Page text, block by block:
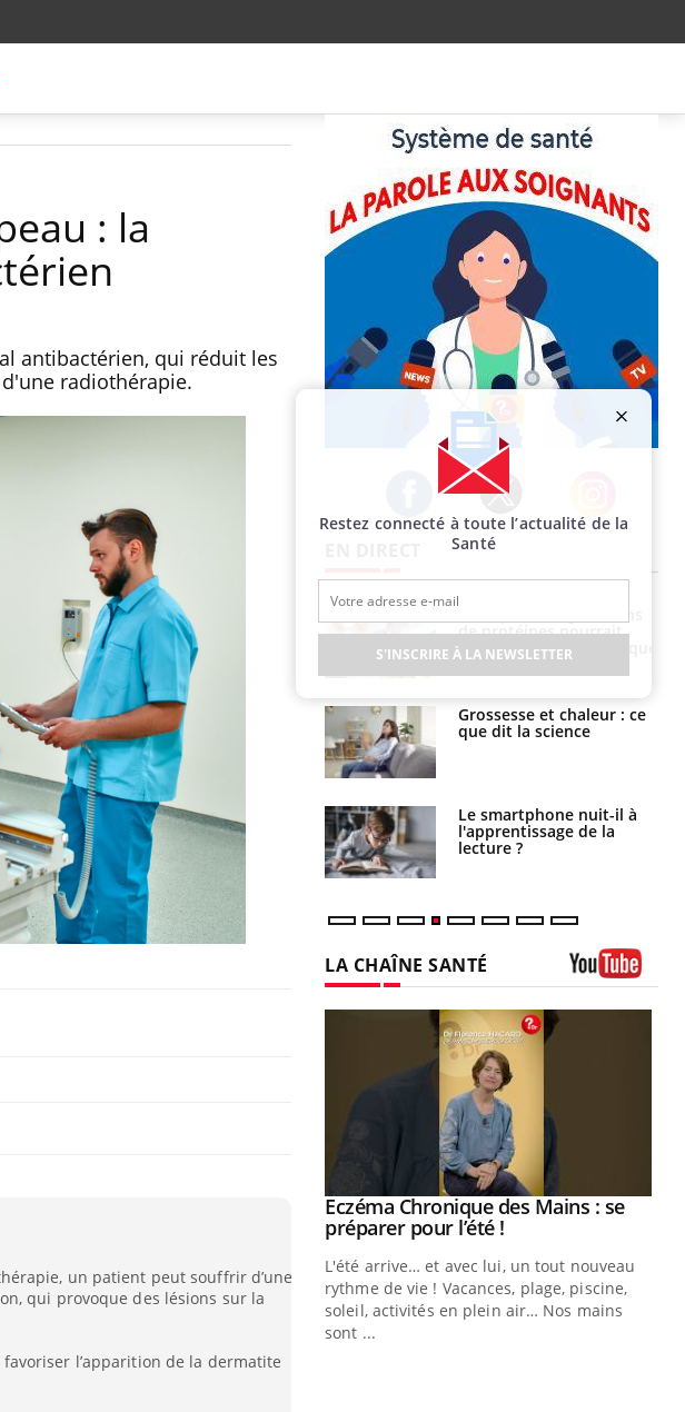
: la
antibactérien, qui réduit les
radiothérapie.
un patient peut souffrir d’une
qui provoque des lésions sur la
l’apparition de la dermatite
Facebook Twitter Instagram
Pourquoi votre ventre
gâche-t-il les premiers
jours de vos vacances ?
Fortes chaleurs :
pourquoi le risque de
noyade grimpe-t-il ?
Le Viagra pourrait-il
freiner la propagation du
cancer ?
de protéines pourrait
finalement être bénéfique
Grossesse et chaleur : ce
que dit la science
Le smartphone nuit-il à
l'apprentissage de la
lecture ?
LA CHAÎNE SANTÉ
En 2026, l'insuline dans le diabète de type 2
entourée d'idées reçues chez les
comme parfois chez les soignants.
Youtube
Eczéma Chronique des Mains : se
préparer pour l’été !Youtube
L'été arrive… et avec lui, un tout nouveau
rythme de vie ! Vacances, plage, piscine,
soleil, activités en plein air… Nos mains
sont ...
Restez connecté à toute l’actualité de la
Santé
S'INSCRIRE À LA NEWSLETTER